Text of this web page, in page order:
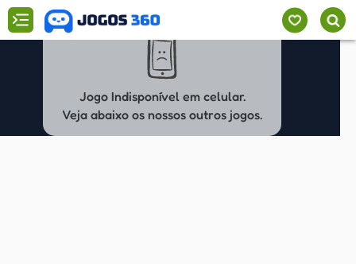
Jogo Indisponível em celular.
Veja abaixo os nossos outros jogos.